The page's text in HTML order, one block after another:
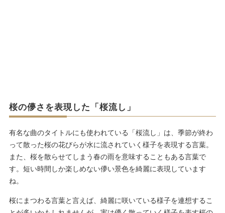
桜の儚さを表現した「桜流し」
有名な曲のタイトルにも使われている「桜流し」は、季節が終わ
って散った桜の花びらが水に流されていく様子を表現する言葉。
また、桜を散らせてしまう春の雨を意味することもある言葉で
す。短い時間しか楽しめない儚い景色を綺麗に表現しています
ね。
桜にまつわる言葉と言えば、綺麗に咲いている様子を連想するこ